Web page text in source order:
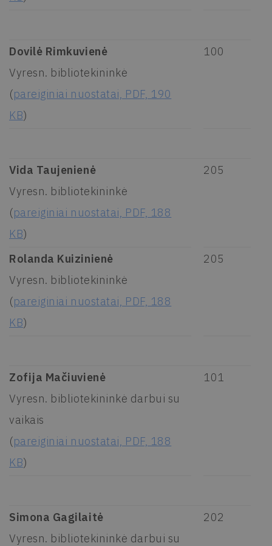
Dovilė Rimkuvienė
Vyresn. bibliotekininkė
(pareiginiai nuostatai, PDF, 190
KB)
100
Vida Taujenienė
Vyresn. bibliotekininkė
(pareiginiai nuostatai, PDF, 188
KB)
205
Rolanda Kuizinienė
Vyresn. bibliotekininkė
(pareiginiai nuostatai, PDF, 188
KB)
205
Zofija Mačiuvienė
Vyresn. bibliotekininkė darbui su
vaikais
(pareiginiai nuostatai, PDF, 188
KB)
101
Simona Gagilaitė
Vyresn. bibliotekininkė darbui su
202